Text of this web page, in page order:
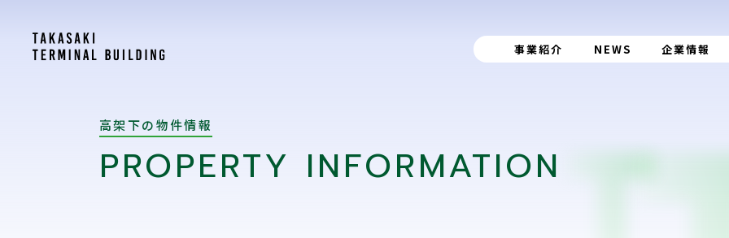
事業紹介 NEWS 企業情報
高架下の物件情報
PROPERTY INFORMATION